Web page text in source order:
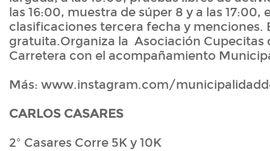
las 16:00, muestra de súper 8 y a las 17:00,
clasificaciones tercera fecha y menciones.
gratuita.Organiza la Asociación Cupecitas
Carretera con el acompañamiento
Más: www.instagram.com/
CARLOS CASARES
2º Casares Corre 5K y 10K